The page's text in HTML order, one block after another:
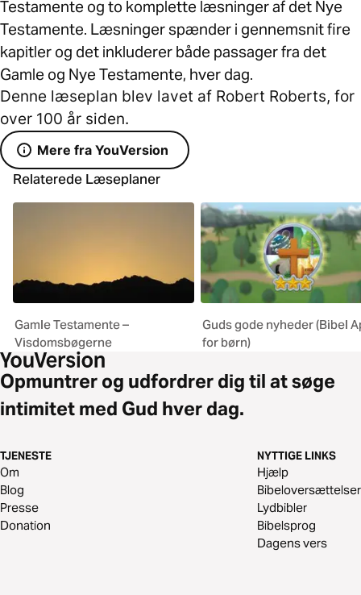
Testamente og to komplette læsninger af det Nye
Testamente. Læsninger spænder i gennemsnit fire
kapitler og det inkluderer både passager fra det
Gamle og Nye Testamente, hver dag.
Denne læseplan blev lavet af Robert Roberts, for
over 100 år siden.
Mere fra YouVersion
Relaterede Læseplaner
Gamle Testamente –
Visdomsbøgerne
Guds gode nyheder (Bibel
for børn)
Opmuntrer og udfordrer dig til at søge
intimitet med Gud hver dag.
TJENESTE
Om
Blog
Presse
Donation
NYTTIGE LINKS
Hjælp
Bibeloversættelser
Lydbibler
Bibelsprog
Dagens vers